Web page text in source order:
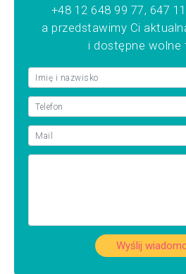
+48 12 648 99 77, 647
a przedstawimy Ci
i dostępne wolne
Wyślij